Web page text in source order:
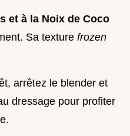
et à la Noix de Coco
Sa texture frozen
arrêtez le blender et
dressage pour profiter